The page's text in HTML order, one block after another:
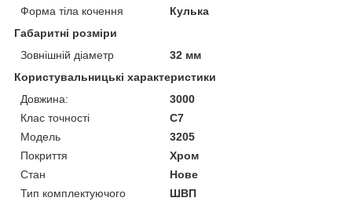
Форма тіла кочення
Кулька
Габаритні розміри
Зовнішній діаметр
32 мм
Користувальницькі характеристики
Довжина:
3000
Клас точності
С7
Мoдель
3205
Покриття
Хром
Стан
Нове
Тип комплектуючого
ШВП